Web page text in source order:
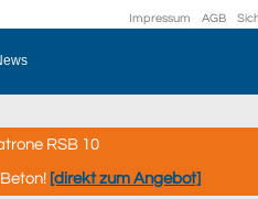
Impressum AGB
RSB 10
[direkt zum Angebot]